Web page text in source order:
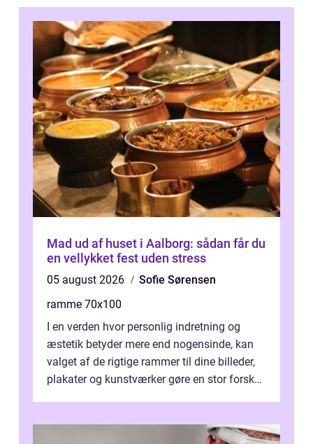
Mad ud af huset i Aalborg: sådan får du
en vellykket fest uden stress
05 august 2026
Sofie Sørensen
ramme 70x100
I en verden hvor personlig indretning og
æstetik betyder mere end nogensinde, kan
valget af de rigtige rammer til dine billeder,
plakater og kunstværker gøre en stor forskel.